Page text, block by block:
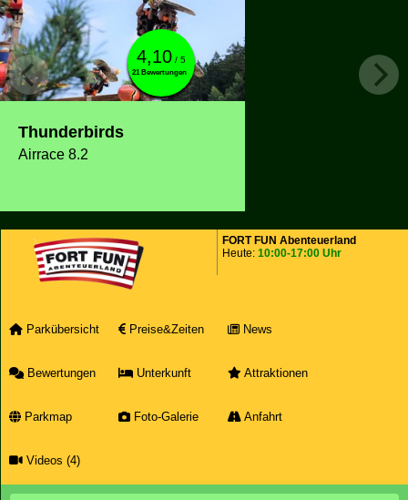
4,10 / 5
21 Bewertungen
Thunderbirds
Airrace 8.2
FORT FUN Abenteuerland
Heute: 10:00-17:00 Uhr
Parkübersicht Preise&Zeiten News
Bewertungen Unterkunft Attraktionen
Parkmap Foto-Galerie Anfahrt
Videos (4)